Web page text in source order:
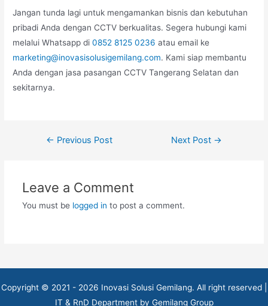
Jangan tunda lagi untuk mengamankan bisnis dan kebutuhan
pribadi Anda dengan CCTV berkualitas. Segera hubungi kami
melalui Whatsapp di0852 8125 0236 atau email ke
marketing@inovasisolusigemilang.com. Kami siap membantu
Anda dengan jasa pasangan CCTV Tangerang Selatan dan
sekitarnya.
Post← Previous Post Next Post →
Leave a Comment
You must be logged in to post a comment.
Copyright © 2021 - 2026 Inovasi Solusi Gemilang. All right reserved |
IT & RnD Department by Gemilang Group